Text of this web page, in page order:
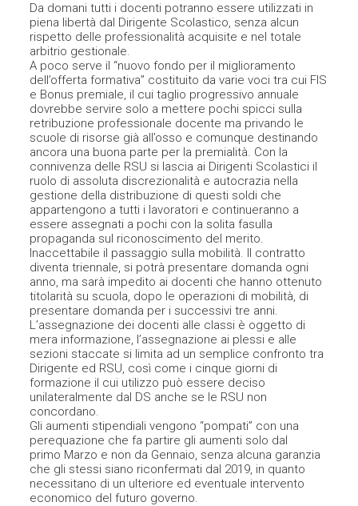
Da domani tutti i docenti potranno essere utilizzati in
piena libertà dal Dirigente Scolastico, senza alcun
rispetto delle professionalità acquisite e nel totale
arbitrio gestionale.
A poco serve il “nuovo fondo per il miglioramento
dell’offerta formativa” costituito da varie voci tra cui FIS
e Bonus premiale, il cui taglio progressivo annuale
dovrebbe servire solo a mettere pochi spicci sulla
retribuzione professionale docente ma privando le
scuole di risorse già all’osso e comunque destinando
ancora una buona parte per la premialità. Con la
connivenza delle RSU si lascia ai Dirigenti Scolastici il
ruolo di assoluta discrezionalità e autocrazia nella
gestione della distribuzione di questi soldi che
appartengono a tutti i lavoratori e continueranno a
essere assegnati a pochi con la solita fasulla
propaganda sul riconoscimento del merito.
Inaccettabile il passaggio sulla mobilità. Il contratto
diventa triennale, si potrà presentare domanda ogni
anno, ma sarà impedito ai docenti che hanno ottenuto
titolarità su scuola, dopo le operazioni di mobilità, di
presentare domanda per i successivi tre anni.
L’assegnazione dei docenti alle classi è oggetto di
mera informazione, l’assegnazione ai plessi e alle
sezioni staccate si limita ad un semplice confronto tra
Dirigente ed RSU, così come i cinque giorni di
formazione il cui utilizzo può essere deciso
unilateralmente dal DS anche se le RSU non
concordano.
Gli aumenti stipendiali vengono “pompati” con una
perequazione che fa partire gli aumenti solo dal
primo Marzo e non da Gennaio, senza alcuna garanzia
che gli stessi siano riconfermati dal 2019, in quanto
necessitano di un ulteriore ed eventuale intervento
economico del futuro governo.